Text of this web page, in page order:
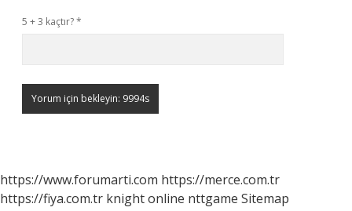
5 + 3 kaçtır?*
https://www.forumarti.com https://merce.com.tr
https://fiya.com.tr knight online nttgame Sitemap